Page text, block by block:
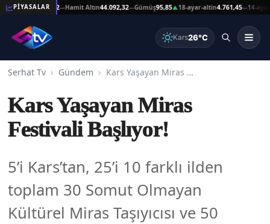
PİYASALAR
44.092,32—Hamit Altın44.092,32—Gümüş95,85▲18-ayar-altin4.761,45—14-ayar-altin
Kars26°C
Serhat Tv Gündem Kars Yaşayan Miras Festivali Başlıyor!
Kars Yaşayan Miras
Festivali Başlıyor!
5’i Kars’tan, 25’i 10 farklı ilden
toplam 30 Somut Olmayan
Kültürel Miras Taşıyıcısı ve 50